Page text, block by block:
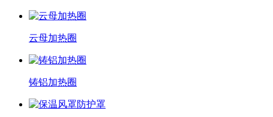
云母加热圈
铸铝加热圈